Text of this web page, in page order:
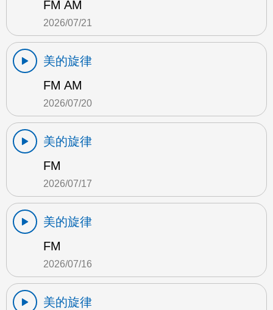
FM AM
2026/07/21
美的旋律
FM AM
2026/07/20
美的旋律
FM
2026/07/17
美的旋律
FM
2026/07/16
美的旋律